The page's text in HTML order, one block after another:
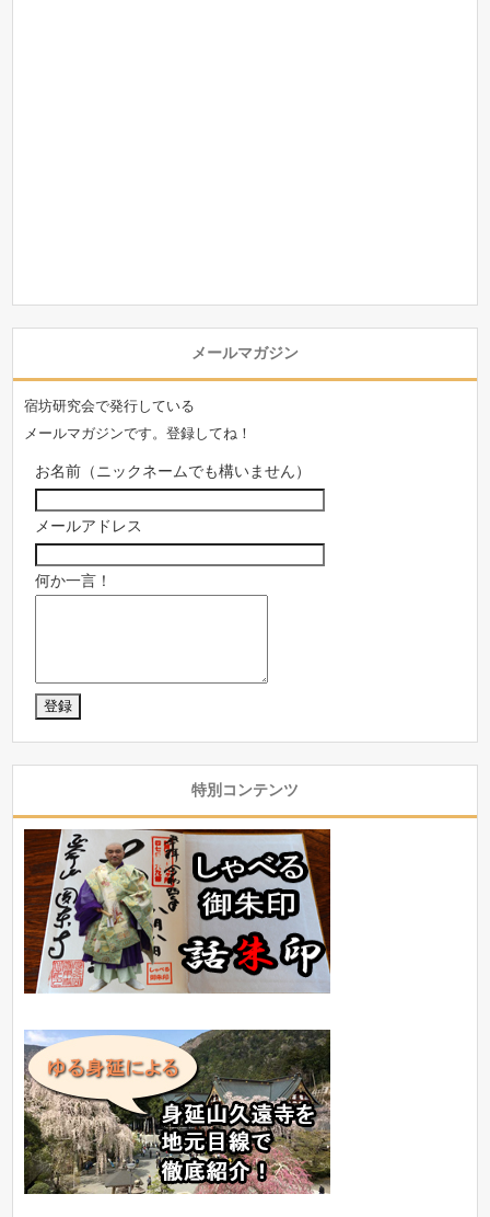
メールマガジン
宿坊研究会で発行している
メールマガジンです。登録してね！
お名前（ニックネームでも構いません）
メールアドレス
何か一言！
特別コンテンツ